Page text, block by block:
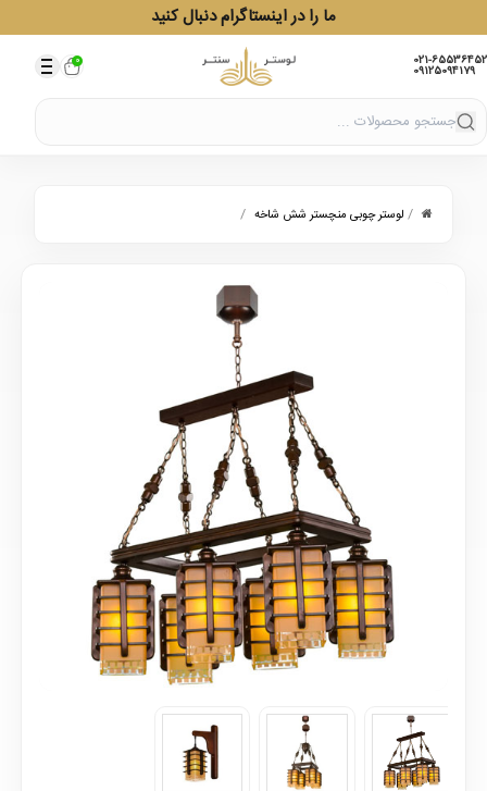
ما را در اینستاگرام دنبال کنید
021-65536452
09125094179
0
/ لوستر چوبی منچستر شش شاخه /